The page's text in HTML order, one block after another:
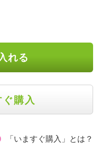
れる
購入
「いますぐ購入」とは？